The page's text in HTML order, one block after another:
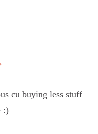
cu buying less stuff
:)